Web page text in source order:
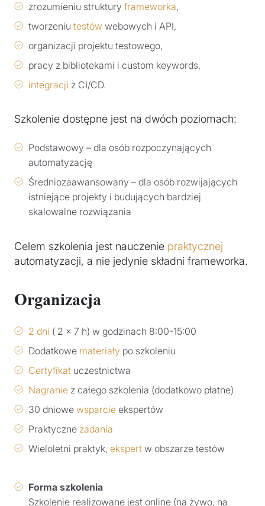
zrozumieniu struktury frameworka,
tworzeniu testów webowych i API,
organizacji projektu testowego,
pracy z bibliotekami i custom keywords,
integracji z CI/CD.
Szkolenie dostępne jest na dwóch poziomach:
Podstawowy – dla osób rozpoczynających
automatyzację
Średniozaawansowany – dla osób rozwijających
istniejące projekty i budujących bardziej
skalowalne rozwiązania
Celem szkolenia jest nauczenie praktycznej
automatyzacji, a nie jedynie składni frameworka.
Organizacja
2 dni ( 2 x 7 h) w godzinach 8:00-15:00
Dodatkowe materiały po szkoleniu
Certyfikat uczestnictwa
Nagranie z całego szkolenia (dodatkowo płatne)
30 dniowe wsparcie ekspertów
Praktyczne zadania
Wieloletni praktyk, ekspert w obszarze testów
Forma szkolenia
Szkolenie realizowane jest online (na żywo, na